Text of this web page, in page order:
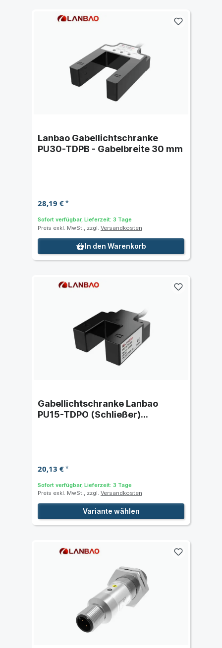
Lanbao Gabellichtschranke
PU30-TDPB - Gabelbreite 30 mm
28,19 €*
Sofort verfügbar, Lieferzeit: 3 Tage
Preis exkl. MwSt., zzgl. Versandkosten
In den Warenkorb
Gabellichtschranke Lanbao
PU15-TDPO (Schließer)
20,13 €*
Sofort verfügbar, Lieferzeit: 3 Tage
Preis exkl. MwSt., zzgl. Versandkosten
Variante wählen